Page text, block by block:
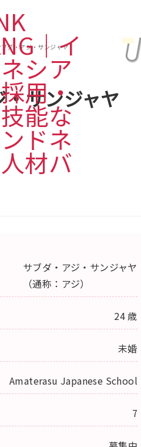
ダ・アジ・サンジャヤ
サンジャヤ
サブダ・アジ・サンジャヤ
（通称：アジ）
24 歳
未婚
Amaterasu Japanese School
7